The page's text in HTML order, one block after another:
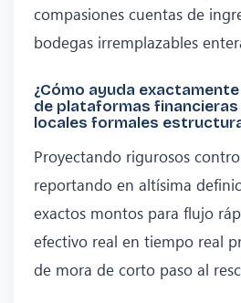
compasiones cuentas de
bodegas irremplazables
¿Cómo ayuda
de plataformas
locales formales
Proyectando rigurosos
reportando en altísima
exactos montos para flujo
efectivo real en tiempo real
de mora de corto paso al